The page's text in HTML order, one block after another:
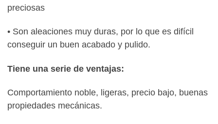
preciosas
• Son aleaciones muy duras, por lo que es difícil
conseguir un buen acabado y pulido.
Tiene una serie de ventajas:
Comportamiento noble, ligeras, precio bajo, buenas
propiedades mecánicas.